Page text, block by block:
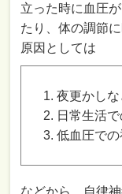
立った時に血圧
たり、体の調節
原因としては
夜更かし
日常生活
低血圧で
などから、自律